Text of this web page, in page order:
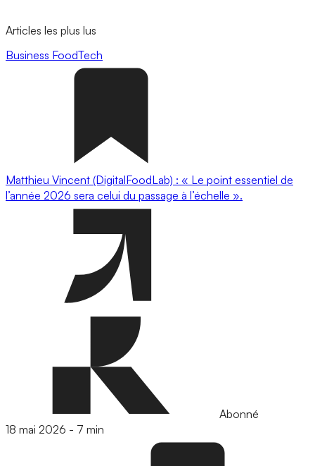
Articles les plus lus
Business FoodTech
Matthieu Vincent (DigitalFoodLab) : « Le point essentiel de
l’année 2026 sera celui du passage à l’échelle ».
Abonné
18 mai 2026 - 7 min